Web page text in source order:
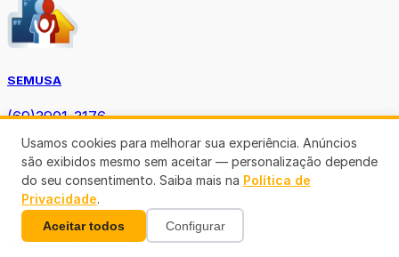
SEMUSA
(69)3901-3176
Diário Oficial TCE-RO
Usamos cookies para melhorar sua experiência. Anúncios
são exibidos mesmo sem aceitar — personalização depende
do seu consentimento. Saiba mais na Política de
Privacidade.
Aceitar todos Configurar